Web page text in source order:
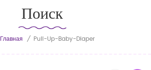
Поиск
Главная / Pull-Up-Baby-Diaper